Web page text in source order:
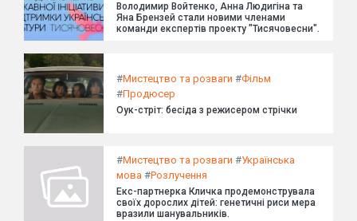
Володимир Войтенко, Анна Людигіна та
Яна Брензей стали новими членами
команди експертів проекту "Тисячовесни".
#Мистецтво та розваги #Фільм
#Продюсер
Оук-стріт: бесіда з режисером стрічки
#Мистецтво та розваги #Українська
мова #Розлучення
Екс-партнерка Кличка продемонструвала
своїх дорослих дітей: генетичні риси мера
вразили шанувальників.